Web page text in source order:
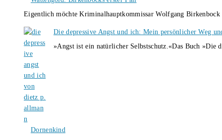
Eigentlich möchte Kriminalhauptkommissar Wolfgang
Die depressive Angst und ich: Mein persönlicher Weg
»Angst ist ein natürlicher Selbstschutz.«Das Buch
Dornenkind